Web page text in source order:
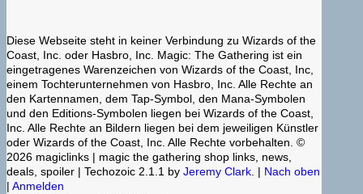
Diese Webseite steht in keiner Verbindung zu Wizards of the
Coast, Inc. oder Hasbro, Inc. Magic: The Gathering ist ein
eingetragenes Warenzeichen von Wizards of the Coast, Inc,
einem Tochterunternehmen von Hasbro, Inc. Alle Rechte an
den Kartennamen, dem Tap-Symbol, den Mana-Symbolen
und den Editions-Symbolen liegen bei Wizards of the Coast,
Inc. Alle Rechte an Bildern liegen bei dem jeweiligen Künstler
oder Wizards of the Coast, Inc. Alle Rechte vorbehalten. ©
2026 magiclinks | magic the gathering shop links, news,
deals, spoiler | Techozoic 2.1.1 by Jeremy Clark . | Nach oben
| Anmelden